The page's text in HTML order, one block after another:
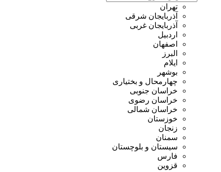
تهران
آذربایجان شرقی
آذربایجان غربی
اردبیل
اصفهان
البرز
ایلام
بوشهر
چهارمحال و بختیاری
خراسان جنوبی
خراسان رضوی
خراسان شمالی
خوزستان
زنجان
سمنان
سیستان و بلوچستان
فارس
قزوین